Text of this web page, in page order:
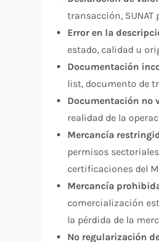
transacción,
Error en la
estado, calidad u
Documentación
list, documento de
Documentación no
realidad de la
Mercancía
permisos
certificaciones del
Mercancía
comercialización
la pérdida de la
No regularización